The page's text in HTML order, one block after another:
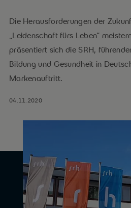
Die Herausforderungen der
„Leidenschaft fürs Leben“
präsentiert sich die SRH,
Bildung und Gesundheit in
Markenauftritt.
04.11.2020